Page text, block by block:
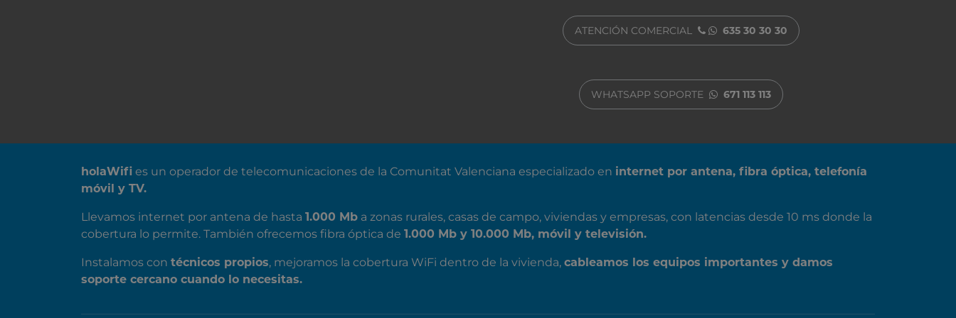
ATENCIÓN COMERCIAL 635 30 30 30
WHATSAPP SOPORTE 671 113 113
holaWifi es un operador de telecomunicaciones de la Comunitat Valenciana especializado en internet por antena, fibra óptica, telefonía
móvil y TV.
Llevamos internet por antena de hasta 1.000 Mb a zonas rurales, casas de campo, viviendas y empresas, con latencias desde 10 ms donde la
cobertura lo permite. También ofrecemos fibra óptica de 1.000 Mb y 10.000 Mb, móvil y televisión.
Instalamos con técnicos propios, mejoramos la cobertura WiFi dentro de la vivienda, cableamos los equipos importantes y damos
soporte cercano cuando lo necesitas.